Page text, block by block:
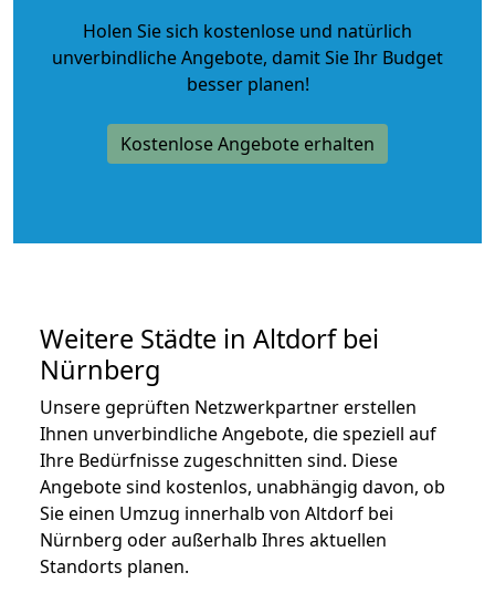
Holen Sie sich kostenlose und natürlich
unverbindliche Angebote, damit Sie Ihr Budget
besser planen!
Kostenlose Angebote erhalten
Weitere Städte in Altdorf bei
Nürnberg
Unsere geprüften Netzwerkpartner erstellen
Ihnen unverbindliche Angebote, die speziell auf
Ihre Bedürfnisse zugeschnitten sind. Diese
Angebote sind kostenlos, unabhängig davon, ob
Sie einen Umzug innerhalb von Altdorf bei
Nürnberg oder außerhalb Ihres aktuellen
Standorts planen.